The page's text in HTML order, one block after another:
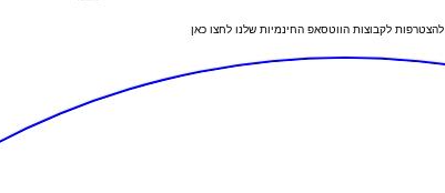
להצטרפות לקבוצות הווטסאפ החינמיות שלנו לחצו כאן